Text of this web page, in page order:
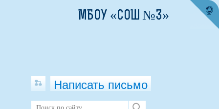
МБОУ «СОШ №3»
Написать письмо